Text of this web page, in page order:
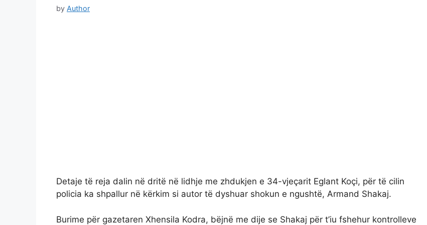
by Author
Detaje të reja dalin në dritë në lidhje me zhdukjen e 34-vjeçarit Eglant Koçi, për të cilin
policia ka shpallur në kërkim si autor të dyshuar shokun e ngushtë, Armand Shakaj.
Burime për gazetaren Xhensila Kodra, bëjnë me dije se Shakaj për t’iu fshehur kontrolleve